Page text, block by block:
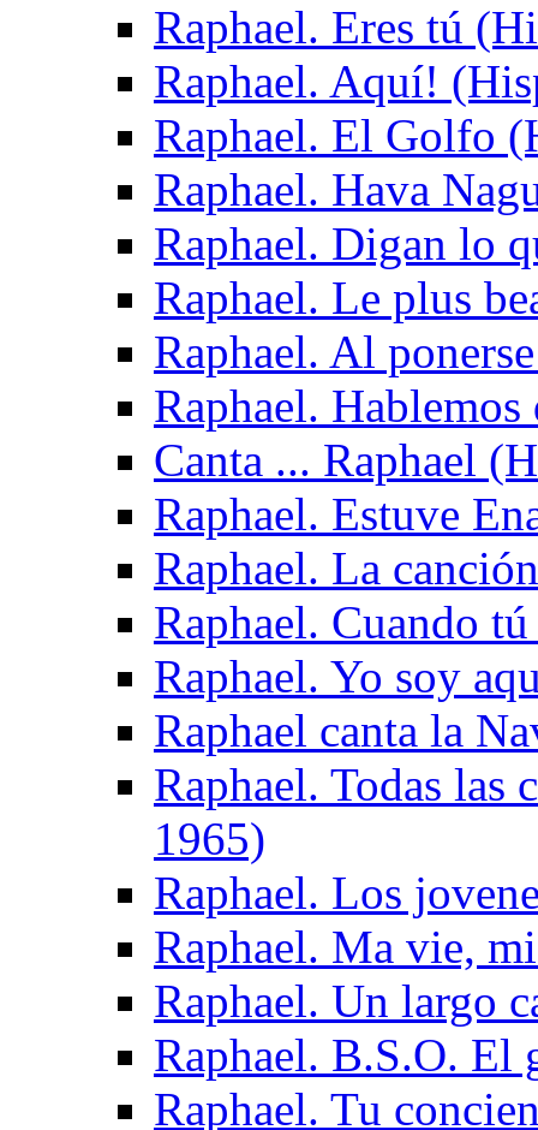
Raphael. Eres tú
Raphael. Aquí!
Raphael. El Golfo
Raphael. Hava
Raphael. Digan lo
Raphael. Le plus
Raphael. Al
Raphael.
Canta ... Raphael
Raphael. Estuve
Raphael. La
Raphael. Cuando
Raphael. Yo soy
Raphael canta la
Raphael. Todas las
1965)
Raphael. Los
Raphael. Ma vie,
Raphael. Un largo
Raphael. B.S.O.
Raphael. Tu